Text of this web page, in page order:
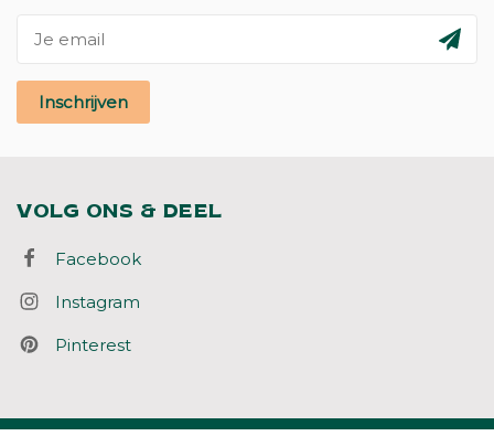
Inschrijven
VOLG ONS & DEEL
Facebook
Instagram
Pinterest